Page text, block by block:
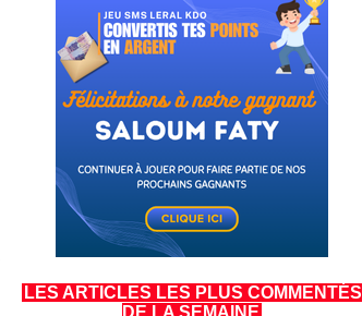
LES ARTICLES LES PLUS COMMENTÉS
DE LA SEMAINE